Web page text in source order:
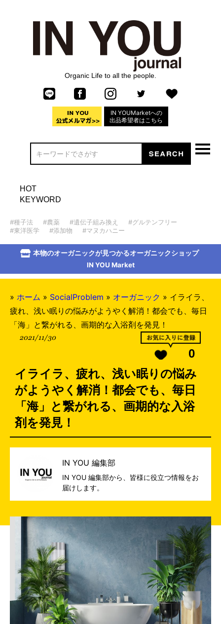
Organic Life to all the people.
IN YOUMarketへの
出品希望者はこちら
HOT
KEYWORD
#種子法 #農薬 #遺伝子組み換え
#グルテンフリー
#東洋医学
#添加物 #マヌカハニー
本物のオーガニックが見つかるオーガニックショップ
IN YOU Market
» ホーム » SocialProblem » オーガニック » イライラ、
疲れ、浅い眠りの悩みがようやく解消！都会でも、毎日
「海」と繋がれる、画期的な入浴剤を発見！
2021/11/30
0
イライラ、疲れ、浅い眠りの悩み
がようやく解消！都会でも、毎日
「海」と繋がれる、画期的な入浴
剤を発見！
IN YOU 編集部
IN YOU 編集部から、皆様に役立つ情報をお
届けします。